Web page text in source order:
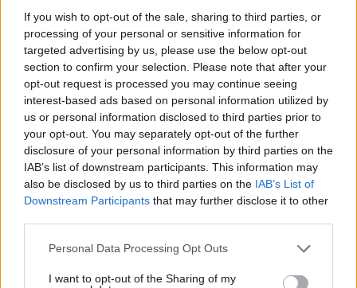
If you wish to opt-out of the sale, sharing to third parties, or
processing of your personal or sensitive information for
targeted advertising by us, please use the below opt-out
section to confirm your selection. Please note that after your
opt-out request is processed you may continue seeing
interest-based ads based on personal information utilized by
us or personal information disclosed to third parties prior to
your opt-out. You may separately opt-out of the further
disclosure of your personal information by third parties on the
IAB’s list of downstream participants. This information may
also be disclosed by us to third parties on the IAB’s List of
Downstream Participants that may further disclose it to other
Please note that this website/app uses one or more Google
not limited to your visit or usage behaviour. You may click to
Personal Data Processing Opt Outs
I want to opt-out of the Sharing of my
Στη ΓΑΔΑ κρατείται η 46χρονη που κατηγορείται
για την επίθεση στη Marfin, δείτε βίντεο και
φωτογραφίες
06.08.2026, 23:17